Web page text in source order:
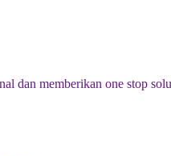
dan memberikan one stop